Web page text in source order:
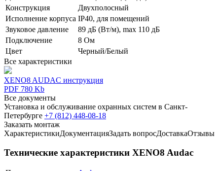
Конструкция
Двухполосный
Исполнение корпуса IP40, для помещений
Звуковое давление
89 дБ (Вт/м), max 110 дБ
Подключение
8 Ом
Цвет
Черный/Белый
Все характеристики
XENO8 AUDAC инструкция
PDF 780 Kb
Все документы
Установка и обслуживание охранных систем в Санкт-
Петербурге +7 (812) 448-08-18
Заказать монтаж
ХарактеристикиДокументацияЗадать вопросДоставкаОтзывы
Технические характеристики XENO8 Audac